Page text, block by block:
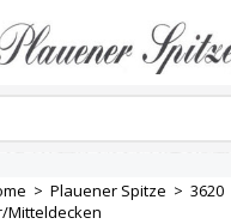
> Plauener Spitze > 3620
Mitteldecken